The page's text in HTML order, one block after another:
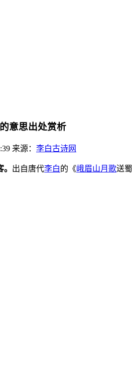
意思出处赏析
来源： 李白古诗网
出自唐代李白的《峨眉山月歌送